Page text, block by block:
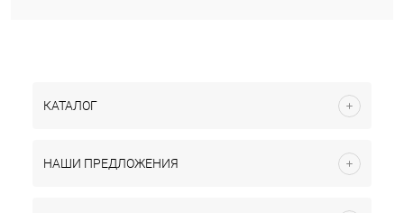
КАТАЛОГ
НАШИ ПРЕДЛОЖЕНИЯ